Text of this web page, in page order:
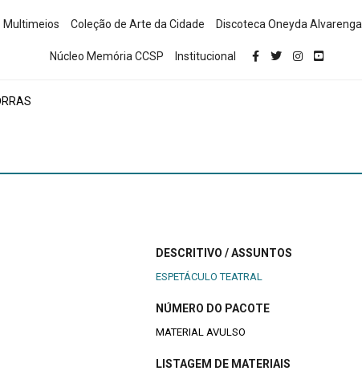
Multimeios Coleção de Arte da Cidade Discoteca Oneyda Alvarenga
Núcleo Memória CCSP Institucional
DESCRITIVO / ASSUNTOS
ESPETÁCULO TEATRAL
NÚMERO DO PACOTE
MATERIAL AVULSO
LISTAGEM DE MATERIAIS